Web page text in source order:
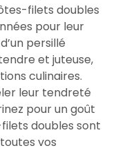
filets doubles
pour leur
persillé
et juteuse,
culinaires.
leur tendreté
pour un goût
doubles sont
vos